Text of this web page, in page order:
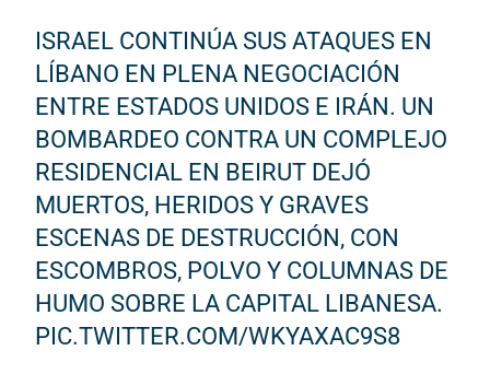
ISRAEL CONTINÚA SUS ATAQUES EN
LÍBANO EN PLENA NEGOCIACIÓN
ENTRE ESTADOS UNIDOS E IRÁN. UN
BOMBARDEO CONTRA UN COMPLEJO
RESIDENCIAL EN BEIRUT DEJÓ
MUERTOS, HERIDOS Y GRAVES
ESCENAS DE DESTRUCCIÓN, CON
ESCOMBROS, POLVO Y COLUMNAS DE
HUMO SOBRE LA CAPITAL LIBANESA.
PIC.TWITTER.COM/WKYAXAC9S8